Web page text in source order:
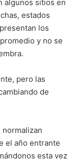
algunos sitios en
estados
los
y no se
pero las
de
el año entrante
esta vez